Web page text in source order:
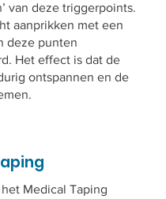
van deze triggerpoints.
aanprikken met een
deze punten
Het effect is dat de
ontspannen en de
Medical Taping